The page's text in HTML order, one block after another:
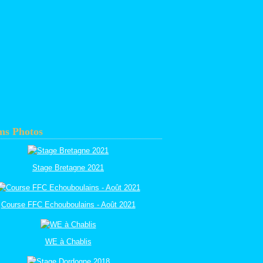
Photos
Stage Bretagne 2021
Course FFC Echouboulains - Août 2021
WE à Chablis